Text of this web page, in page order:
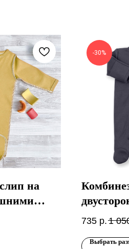
на
-30%
Графит
735 р. 1
Выбрать